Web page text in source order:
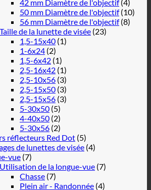
42 mm Diamètre de l'objectif (4)
50 mm Diamètre de l'objectif (10)
56 mm Diamètre de l'objectif (8)
Taille de la lunette de visée (23)
1,5-15x40 (1)
1-6x24 (2)
1,5-6x42 (1)
2,5-16x42 (1)
2,5-10x56 (3)
2,5-15x50 (3)
2,5-15x56 (3)
5-30x50 (5)
4-40x50 (2)
5-30x56 (2)
réflecteurs Red Dot (5)
de lunettes de visée (4)
vue (7)
Utilisation de la longue-vue (7)
Chasse (7)
Plein air - Randonnée (4)